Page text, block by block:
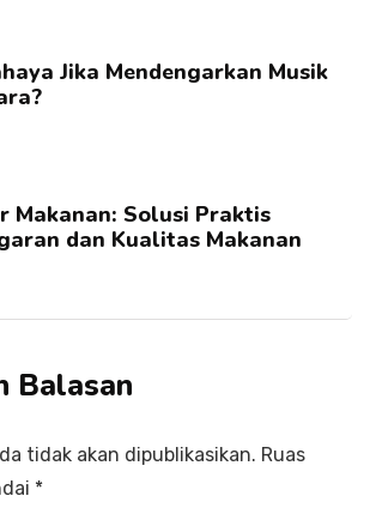
Jika Mendengarkan Musik
Makanan: Solusi Praktis
dan Kualitas Makanan
Balasan
tidak akan dipublikasikan. Ruas
*